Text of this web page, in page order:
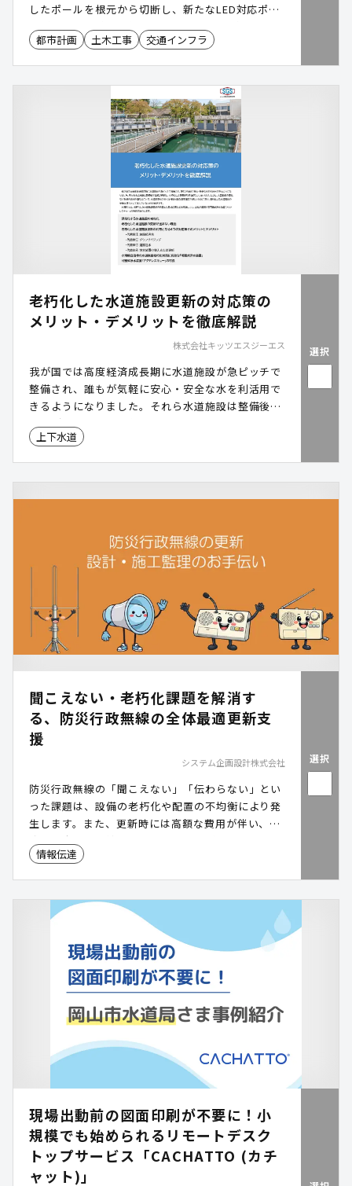
したポールを根元から切断し、新たなLED対応ポー
ル（QQポール）に差し替えることで、安全性と省
エネを両立しながら、短工期・低コストで街路灯の
都市計画 土木工事 交通インフラ
老朽化した水道施設更新の対応策の
メリット・デメリットを徹底解説
株式会社キッツエスジーエス
我が国では高度経済成長期に水道施設が急ピッチで
整備され、誰もが気軽に安心・安全な水を利活用で
きるようになりました。それら水道施設は整備後半
世紀が経過し、老朽化による更新時期を迎えつつあ
ります。しかし、人口動態の変化など複数の要因が
「アクアレスキュー」の特長を紹介します。
上下水道
選択
聞こえない・老朽化課題を解消す
る、防災行政無線の全体最適更新支
援
システム企画設計株式会社
防災行政無線の「聞こえない」「伝わらない」とい
った課題は、設備の老朽化や配置の不均衡により発
生します。また、更新時には高額な費用が伴い、構
成の妥当性や無線のあり方の判断など、職員の検討
負担も大きくなりがちです。さらに、防災アプリや
を導き出します。本サービスでは、電波・音響調査
に基づき課題を可視化し、設計から施工監理まで一
体的に支援することで、確実に伝わる環境と適正な
更新を実現します。
情報伝達
選択
現場出動前の図面印刷が不要に！小
規模でも始められるリモートデスク
トップサービス「CACHATTO (カチ
ャット)」